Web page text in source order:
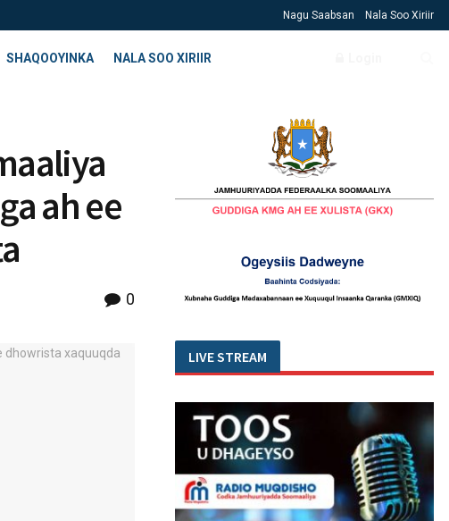
Nagu Saabsan Nala Soo Xiriir
SHAQOOYINKA NALA SOO XIRIIR
ah ee
0
LIVE STREAM